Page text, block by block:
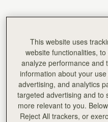
This website uses
website functionalities,
analyze performance and
information about your
advertising, and analytics
targeted advertising and to
more relevant to you.
Reject All trackers, or